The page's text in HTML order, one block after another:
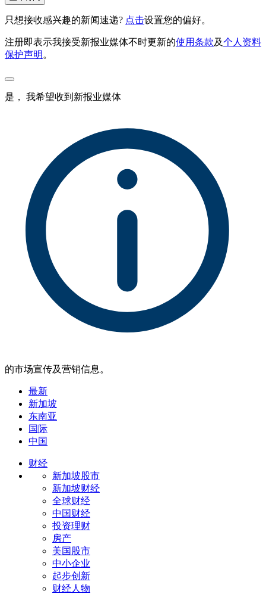
只想接收感兴趣的新闻速递? 点击设置您的偏好。
注册即表示我接受新报业媒体不时更新的使用条款及个人资料
保护声明 。
是， 我希望收到新报业媒体
的市场宣传及营销信息。
最新
新加坡
东南亚
国际
中国
财经
新加坡股市
新加坡财经
全球财经
中国财经
投资理财
房产
美国股市
中小企业
起步创新
财经人物